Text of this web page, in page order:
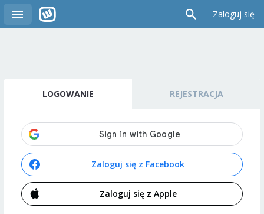
Zaloguj się
LOGOWANIE REJESTRACJA
Zaloguj się z Facebook
Zaloguj się z Apple